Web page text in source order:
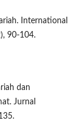
International
90-104.
dan
Jurnal